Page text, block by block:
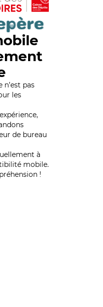
pas
les
de bureau
à
mobile.
!